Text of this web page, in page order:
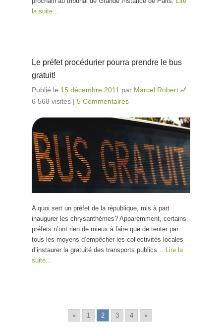
la suite…
Le préfet procédurier pourra prendre le bus
gratuit!
Publié le 15 décembre 2011 par Marcel Robert
6 568 visites | 5 Commentaires
A quoi sert un préfet de la république, mis à part
inaugurer les chrysanthèmes? Apparemment, certains
préfets n’ont rien de mieux à faire que de tenter par
tous les moyens d’empêcher les collectivités locales
d’instaurer la gratuité des transports publics… Lire la
suite…
« 1 2 3 4 »